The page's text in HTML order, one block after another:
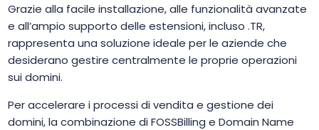
Grazie alla facile installazione, alle funzionalità avanzate
e all’ampio supporto delle estensioni, incluso .TR,
rappresenta una soluzione ideale per le aziende che
desiderano gestire centralmente le proprie operazioni
sui domini.
Per accelerare i processi di vendita e gestione dei
domini, la combinazione di FOSSBilling e Domain Name